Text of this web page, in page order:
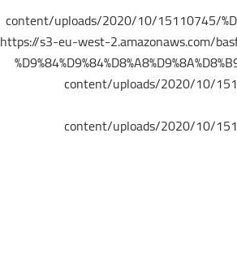
content/uploads/2020/10/15110745/
https://s3-eu-west-2.amazonaws.com/
content/uploads/2020/10/
content/uploads/2020/10/